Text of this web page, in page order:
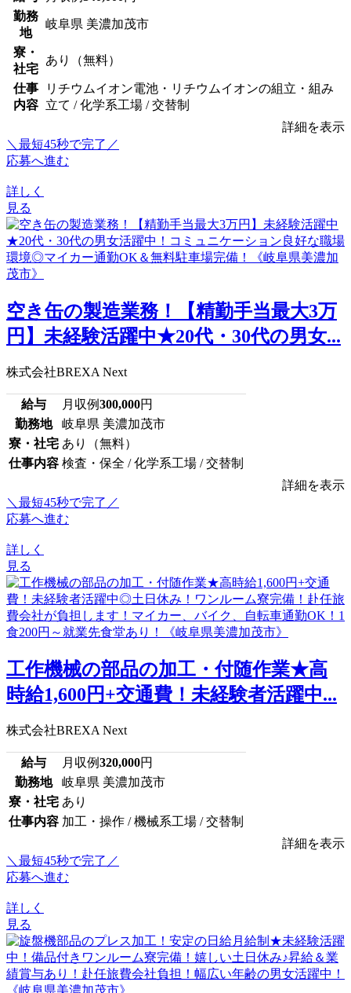
勤務
地
岐阜県 美濃加茂市
寮・
社宅
あり（無料）
仕事
内容
リチウムイオン電池・リチウムイオンの組立・組み
立て / 化学系工場 / 交替制
詳細を表示
＼最短45秒で完了／
応募へ進む
詳しく
見る
空き缶の製造業務！【精勤手当最大3万
円】未経験活躍中★20代・30代の男女...
株式会社BREXA Next
給与 月収例300,000円
勤務地
岐阜県 美濃加茂市
寮・社宅 あり（無料）
仕事内容 検査・保全 / 化学系工場 / 交替制
詳細を表示
＼最短45秒で完了／
応募へ進む
詳しく
見る
工作機械の部品の加工・付随作業★高
時給1,600円+交通費！未経験者活躍中...
株式会社BREXA Next
給与 月収例320,000円
勤務地
岐阜県 美濃加茂市
寮・社宅 あり
仕事内容 加工・操作 / 機械系工場 / 交替制
詳細を表示
＼最短45秒で完了／
応募へ進む
詳しく
見る